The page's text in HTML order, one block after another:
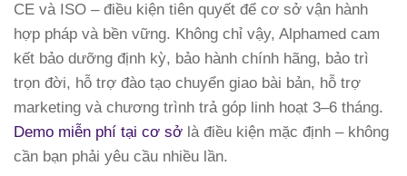
CE và ISO – điều kiện tiên quyết để cơ sở vận hành
hợp pháp và bền vững. Không chỉ vậy, Alphamed cam
kết bảo dưỡng định kỳ, bảo hành chính hãng, bảo trì
trọn đời, hỗ trợ đào tạo chuyển giao bài bản, hỗ trợ
marketing và chương trình trả góp linh hoạt 3–6 tháng.
Demo miễn phí tại cơ sở là điều kiện mặc định – không
cần bạn phải yêu cầu nhiều lần.